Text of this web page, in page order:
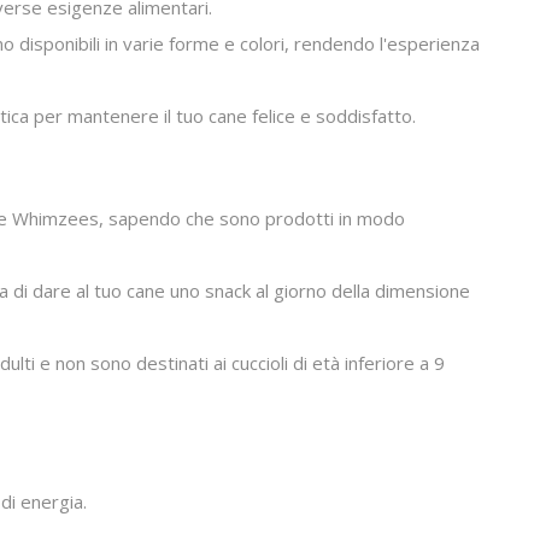
esigenze alimentari.
disponibili in varie forme e colori, rendendo l'esperienza
per mantenere il tuo cane felice e soddisfatto.
Whimzees, sapendo che sono prodotti in modo
dare al tuo cane uno snack al giorno della dimensione
e non sono destinati ai cuccioli di età inferiore a 9
energia.